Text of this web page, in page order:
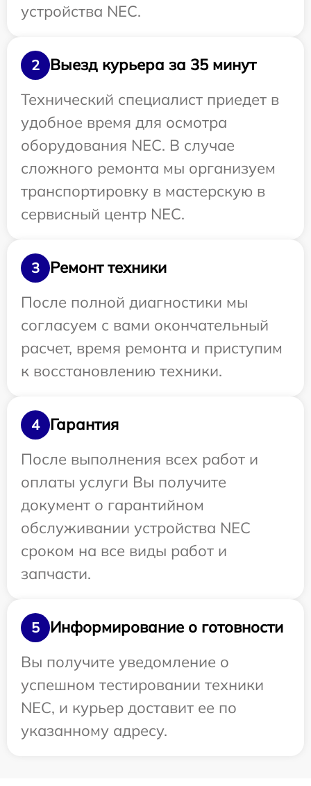
устройства NEC.
2
Выезд курьера за 35 минут
Технический специалист приедет в
удобное время для осмотра
оборудования NEC. В случае
сложного ремонта мы организуем
транспортировку в мастерскую в
сервисный центр NEC.
3
Ремонт техники
После полной диагностики мы
согласуем с вами окончательный
расчет, время ремонта и приступим
к восстановлению техники.
4
Гарантия
После выполнения всех работ и
оплаты услуги Вы получите
документ о гарантийном
обслуживании устройства NEC
сроком на все виды работ и
запчасти.
5
Информирование о готовности
Вы получите уведомление о
успешном тестировании техники
NEC, и курьер доставит ее по
указанному адресу.